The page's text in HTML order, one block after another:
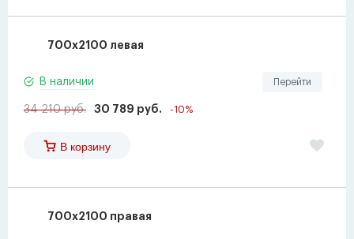
700х2100 левая
Перейти
В наличии
34 210 руб. 30 789 руб. -10%
В корзину
700х2100 правая